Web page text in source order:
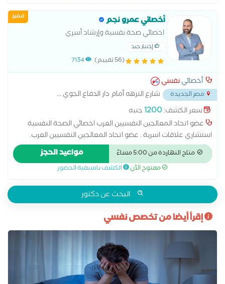
مميز أخصائي عمرو نجم
اخصائي صحة نفسية وإرشاد أسري
إختيار جيد
(56 تقييم) 7134
أخصائينفسي
مصر الجديدة شارع النزهه أمام دار الدفاع الجوي...
سعر الكشف:1200جنيه
عضو اتحاد المعالجين النفسيين العرب اخصائي الصحة النفسية
استشاري علاقات اسرية . عضو اتحاد المعالجين النفسيين العرب.
ماجستير مهني الاضطرابات الجنسية من جامعة نيو يورك . دكتوراة
مهنية في علم النفس الاكلينكي . . مدير مركز ملاذ للعلوم النفسية
متاح النهاردة من 5:00 مساءً مواعيد الحجز
مفتوح الآن الكشف باسبقية الحضور
البحث عن دكتور
إقرأ أيضا من تخصص نفسي